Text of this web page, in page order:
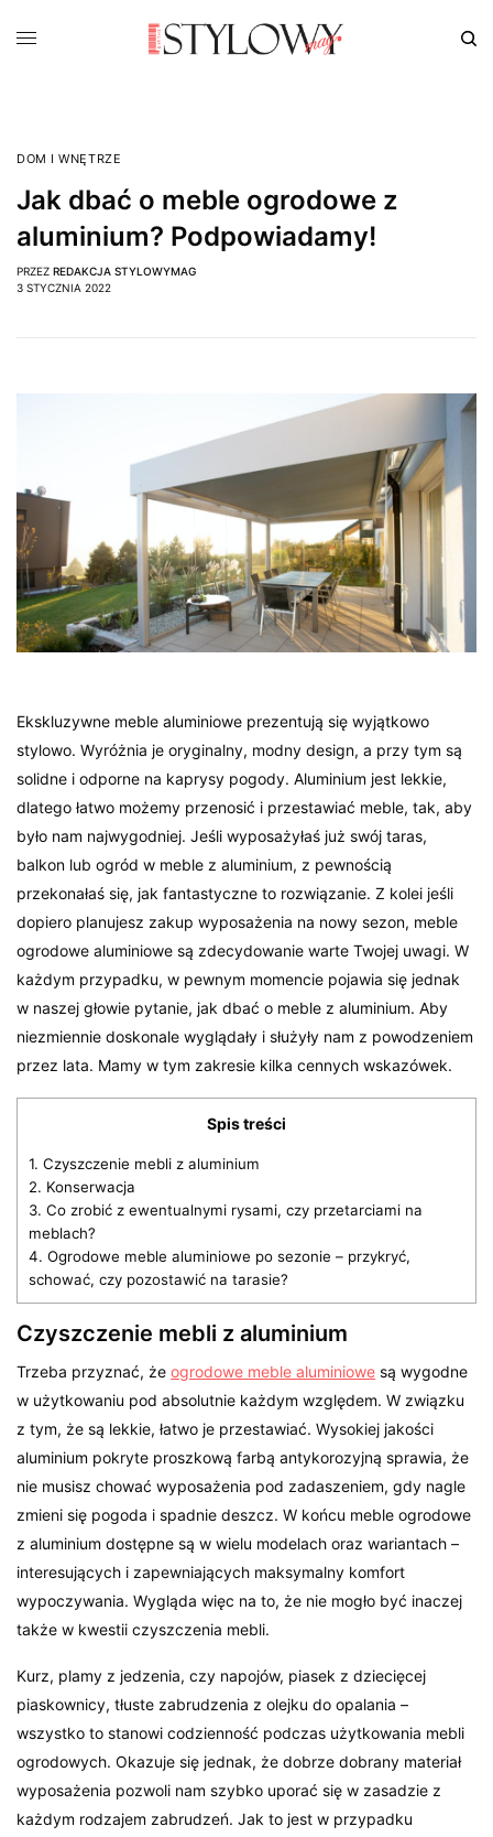
DOM I WNĘTRZE
Jak dbać o meble ogrodowe z
aluminium? Podpowiadamy!
PRZEZ REDAKCJA STYLOWYMAG
3 STYCZNIA 2022
Ekskluzywne meble aluminiowe prezentują się wyjątkowo
stylowo. Wyróżnia je oryginalny, modny design, a przy tym są
solidne i odporne na kaprysy pogody. Aluminium jest lekkie,
dlatego łatwo możemy przenosić i przestawiać meble, tak, aby
było nam najwygodniej. Jeśli wyposażyłaś już swój taras,
balkon lub ogród w meble z aluminium, z pewnością
przekonałaś się, jak fantastyczne to rozwiązanie. Z kolei jeśli
dopiero planujesz zakup wyposażenia na nowy sezon, meble
ogrodowe aluminiowe są zdecydowanie warte Twojej uwagi. W
każdym przypadku, w pewnym momencie pojawia się jednak
w naszej głowie pytanie, jak dbać o meble z aluminium. Aby
niezmiennie doskonale wyglądały i służyły nam z powodzeniem
przez lata. Mamy w tym zakresie kilka cennych wskazówek.
Spis treści
1. Czyszczenie mebli z aluminium
2. Konserwacja
3. Co zrobić z ewentualnymi rysami, czy przetarciami na
meblach?
4. Ogrodowe meble aluminiowe po sezonie – przykryć,
schować, czy pozostawić na tarasie?
Czyszczenie mebli z aluminium
Trzeba przyznać, żeogrodowe meble aluminiowe są wygodne
w użytkowaniu pod absolutnie każdym względem. W związku
z tym, że są lekkie, łatwo je przestawiać. Wysokiej jakości
aluminium pokryte proszkową farbą antykorozyjną sprawia, że
nie musisz chować wyposażenia pod zadaszeniem, gdy nagle
zmieni się pogoda i spadnie deszcz. W końcu meble ogrodowe
z aluminium dostępne są w wielu modelach oraz wariantach –
interesujących i zapewniających maksymalny komfort
wypoczywania. Wygląda więc na to, że nie mogło być inaczej
także w kwestii czyszczenia mebli.
Kurz, plamy z jedzenia, czy napojów, piasek z dziecięcej
piaskownicy, tłuste zabrudzenia z olejku do opalania –
wszystko to stanowi codzienność podczas użytkowania mebli
ogrodowych. Okazuje się jednak, że dobrze dobrany materiał
wyposażenia pozwoli nam szybko uporać się w zasadzie z
każdym rodzajem zabrudzeń. Jak to jest w przypadku